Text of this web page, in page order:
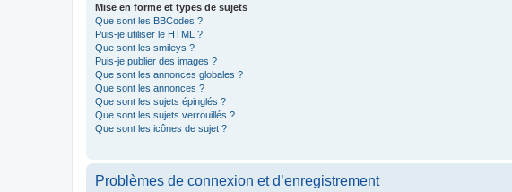
Mise en forme et types de sujets
Que sont les BBCodes ?
Puis-je utiliser le HTML ?
Que sont les smileys ?
Puis-je publier des images ?
Que sont les annonces globales ?
Que sont les annonces ?
Que sont les sujets épinglés ?
Que sont les sujets verrouillés ?
Que sont les icônes de sujet ?
Problèmes de connexion et d’enregistrement